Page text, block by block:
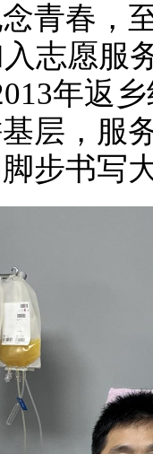
青春，
志愿服
年返
层，服
步书写